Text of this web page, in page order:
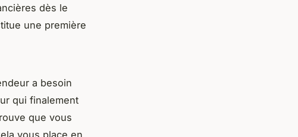
dès le
une première
a besoin
qui finalement
que vous
vous place en